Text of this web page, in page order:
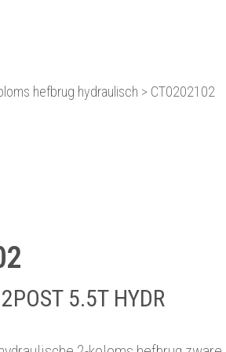
hefbrug hydraulisch > CT0202102
5.5T HYDR